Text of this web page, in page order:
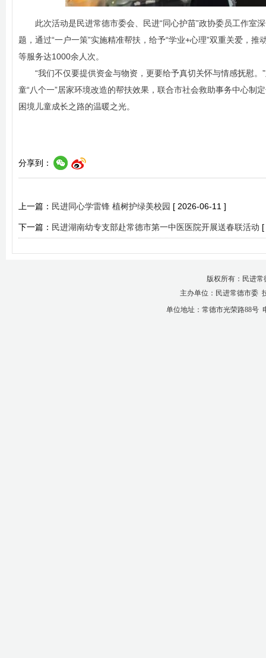
此次活动是民进常德市委会、民进“同心护苗”政协委员工作
题，通过“一户一策”实施精准帮扶，给予“学业+心理”双重关爱，
等服务达1000余人次。
“我们不仅要提供资金与物资，更要给予真切关怀与情感抚慰
童“八个一”居家环境改造的帮扶效果，联合市社会救助事务中心制
困境儿童成长之路的温暖之光。
分享到：
上一篇： 民进同心学雷锋 植树护绿美校园 [ 2026-06-11 ]
下一篇： 民进湖南幼专支部赴常德市第一中医医院开展送春联活动
版权所有：民进
主办单位：民进常德市委
单位地址：常德市光荣路88号